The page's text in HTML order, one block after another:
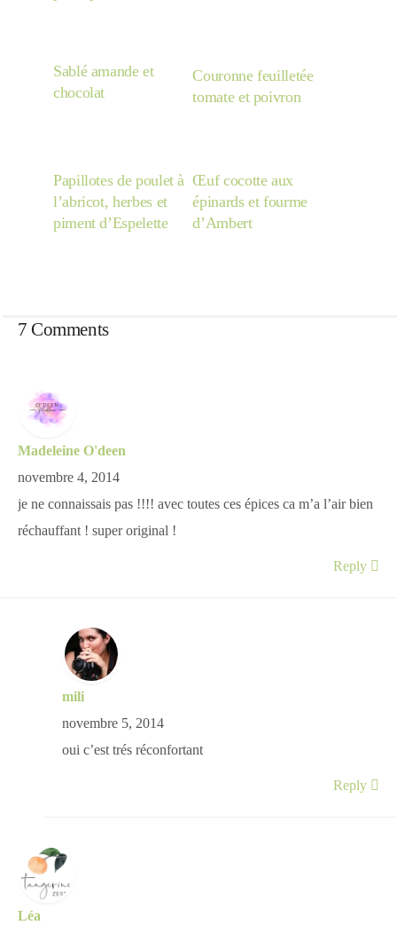
Sablé amande et
chocolat
Couronne feuilletée
tomate et poivron
Papillotes de poulet à
l’abricot, herbes et
piment d’Espelette
Œuf cocotte aux
épinards et fourme
d’Ambert
7 Comments
Madeleine O'deen
novembre 4, 2014
je ne connaissais pas !!!! avec toutes ces épices ca m’a l’air bien
réchauffant ! super original !
Reply
mili
novembre 5, 2014
oui c’est trés réconfortant
Reply
Léa